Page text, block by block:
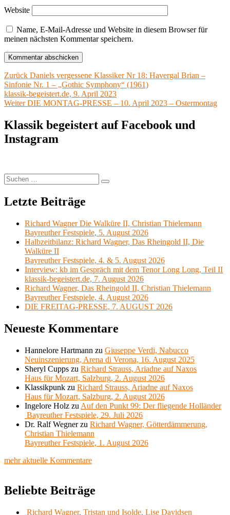
Website
Name, E-Mail-Adresse und Website in diesem Browser für
meinen nächsten Kommentar speichern.
Beitragsnavigation
Zurück Vorheriger
Beitrag:
Daniels vergessene Klassiker Nr 18: Havergal Brian –
Sinfonie Nr. 1 – „Gothic Symphony“ (1961)
klassik-begeistert.de, 9. April 2023
Weiter Nächster
DIE MONTAG-PRESSE – 10. April 2023 – Ostermontag
Klassik begeistert auf Facebook und
Instagram
Suchen
nach:
Suchen
Letzte Beiträge
Richard Wagner Die Walküre II, Christian Thielemann
Bayreuther Festspiele, 5. August 2026
Halbzeitbilanz: Richard Wagner, Das Rheingold II, Die
Walküre II
Bayreuther Festspiele, 4. & 5. August 2026
Interview: kb im Gespräch mit dem Tenor Long Long, Teil II
klassik-begeistert.de, 7. August 2026
Richard Wagner, Das Rheingold II, Christian Thielemann
Bayreuther Festspiele, 4. August 2026
DIE FREITAG-PRESSE, 7. AUGUST 2026
Neueste Kommentare
Hannelore Hartmann zu Giuseppe Verdi, Nabucco
Neuinszenierung, Arena di Verona, 16. August 2025
Sheryl Cupps zu Richard Strauss, Ariadne auf Naxos
Haus für Mozart, Salzburg, 2. August 2026
Klassikpunk zu Richard Strauss, Ariadne auf Naxos
Haus für Mozart, Salzburg, 2. August 2026
Ingelore Holz zu Auf den Punkt 99: Der fliegende Holländer
Bayreuther Festspiele, 29. Juli 2026
Dr. Ralf Wegnerzu Richard Wagner, Götterdämmerung,
Christian Thielemann
Bayreuther Festspiele, 1. August 2026
mehr aktuelle Kommentare
Beliebte Beiträge
Richard Wagner, Tristan und Isolde, Lise Davidsen